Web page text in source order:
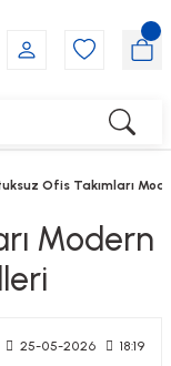
Ofis Takımları
Modern
25-05-2026 18:19